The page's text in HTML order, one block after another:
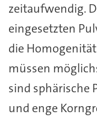
zeitaufwendig.
eingesetzten
die
müssen
sind sphärische
und enge